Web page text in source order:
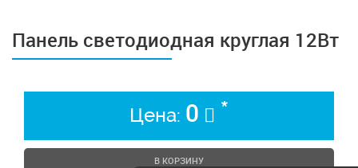
Панель светодиодная круглая 12Вт
Цена: 0 *
В КОРЗИНУ